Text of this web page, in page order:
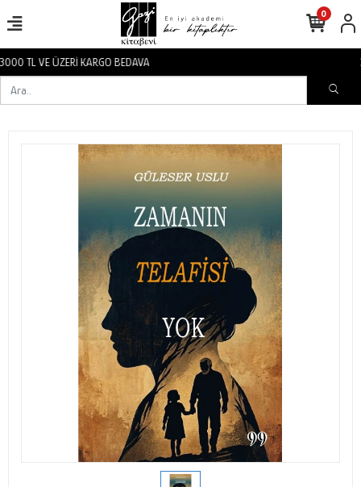
3000 TL VE ÜZERİ KARGO BEDAVA
0